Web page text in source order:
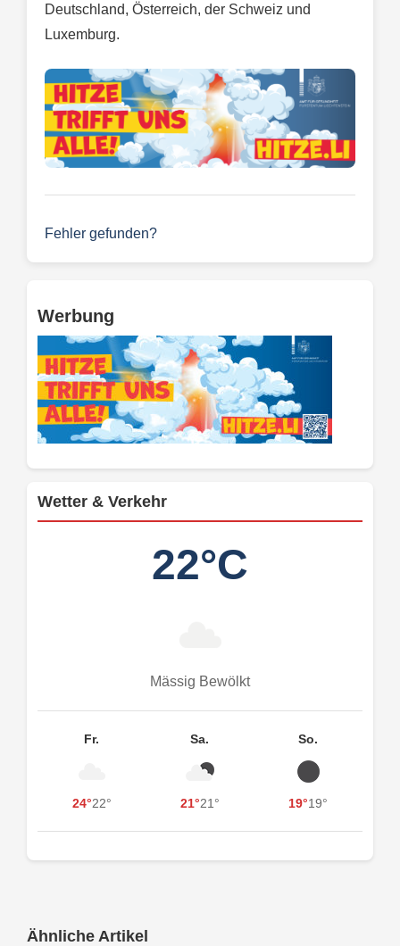
Deutschland, Österreich, der Schweiz und
Luxemburg.
Fehler gefunden?
Werbung
Wetter & Verkehr
22°C
Mässig Bewölkt
Fr.
24°22°
Sa.
21°21°
So.
19°19°
Ähnliche Artikel